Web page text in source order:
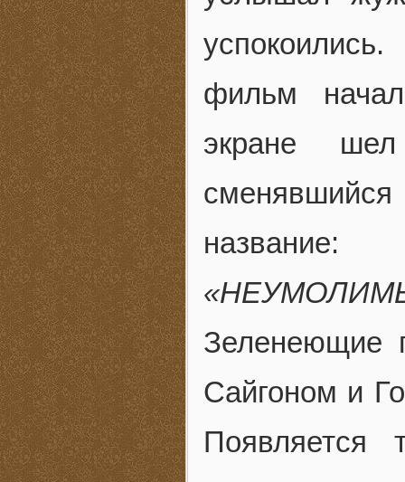
фильм
экране
название:
Зеленеющие
Сайгоном и
Появляется